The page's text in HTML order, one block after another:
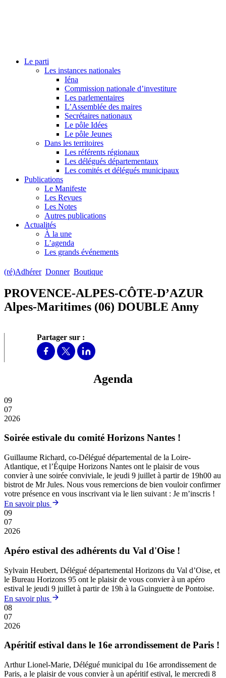
Le parti
Les instances nationales
Iéna
Commission nationale d’investiture
Les parlementaires
L’Assemblée des maires
Secrétaires nationaux
Le pôle Idées
Le pôle Jeunes
Dans les territoires
Les référents régionaux
Les délégués départementaux
Les comités et délégués municipaux
Publications
Le Manifeste
Les Revues
Les Notes
Autres publications
Actualités
À la une
L’agenda
Les grands événements
(ré)Adhérer Donner Boutique
PROVENCE-ALPES-CÔTE-D’AZUR
Alpes-Maritimes (06) DOUBLE Anny
Partager sur :
Agenda
09
07
2026
Soirée estivale du comité Horizons Nantes !
Guillaume Richard, co-Délégué départemental de la Loire-
Atlantique, et l’Équipe Horizons Nantes ont le plaisir de vous
convier à une soirée conviviale, le jeudi 9 juillet à partir de 19h00 au
bistrot de Mr Jules. Nous vous remercions de bien vouloir confirmer
votre présence en vous inscrivant via le lien suivant : Je m’inscris !
En savoir plus
09
07
2026
Apéro estival des adhérents du Val d'Oise !
Sylvain Heubert, Délégué départemental Horizons du Val d’Oise, et
le Bureau Horizons 95 ont le plaisir de vous convier à un apéro
estival le jeudi 9 juillet à partir de 19h à la Guinguette de Pontoise.
En savoir plus
08
07
2026
Apéritif estival dans le 16e arrondissement de Paris !
Arthur Lionel-Marie, Délégué municipal du 16e arrondissement de
Paris, a le plaisir de vous convier à un apéritif estival, le mercredi 8